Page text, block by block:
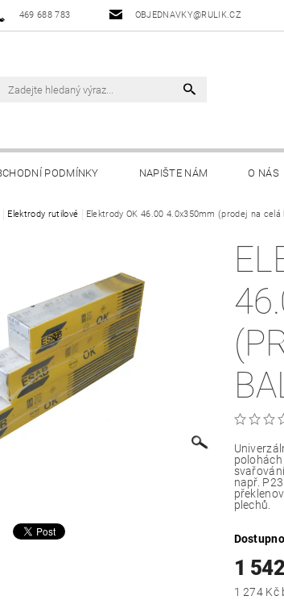
469 688 783 OBJEDNAVKY@RULIK.CZ
PODMÍNKY NAPIŠTE NÁM O NÁS
Elektrody rutilové Elektrody OK 46.00 4.0x350mm (prodej na celá
např.
plechů.
1